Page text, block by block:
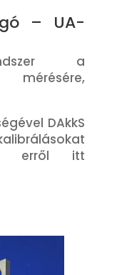
– UA-
a
DAkkS
erről itt